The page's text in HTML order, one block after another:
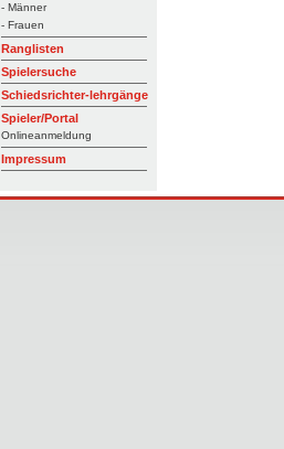
- Männer
- Frauen
Ranglisten
Spielersuche
Schiedsrichter-lehrgänge
Spieler/Portal
Onlineanmeldung
Impressum